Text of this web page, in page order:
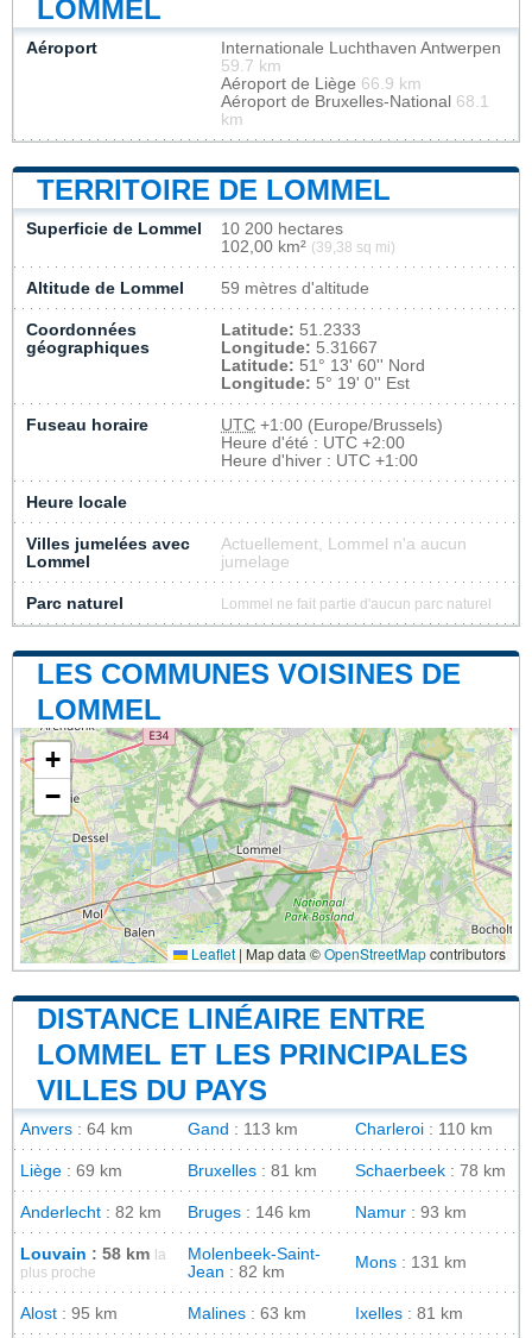
LOMMEL
Aéroport
Internationale Luchthaven Antwerpen
59.7 km
Aéroport de Liège 66.9 km
Aéroport de Bruxelles-National 68.1
km
TERRITOIRE DE LOMMEL
Superficie de Lommel
10 200 hectares
102,00 km² (39,38 sq mi)
Altitude de Lommel 59 mètres d'altitude
Coordonnées
géographiques
Latitude: 51.2333
Longitude: 5.31667
Latitude: 51° 13' 60'' Nord
Longitude: 5° 19' 0'' Est
Fuseau horaire UTC +1:00 (Europe/Brussels)
Heure d'été : UTC +2:00
Heure d'hiver : UTC +1:00
Heure locale
Villes jumelées avec
Lommel
Actuellement, Lommel n'a aucun
jumelage
Parc naturel Lommel ne fait partie d'aucun parc naturel
LES COMMUNES VOISINES DE
LOMMEL
+
−
Leaflet | Map data ©OpenStreetMapcontributors
DISTANCE LINÉAIRE ENTRE
LOMMEL ET LES PRINCIPALES
VILLES DU PAYS
Anvers : 64 km Gand : 113 km Charleroi : 110 km
Liège : 69 km Bruxelles : 81 km Schaerbeek : 78 km
Anderlecht : 82 km Bruges : 146 km Namur : 93 km
Louvain : 58 km
la
plus proche
Molenbeek-Saint-
Jean : 82 km
Mons : 131 km
Alost : 95 km Malines : 63 km Ixelles : 81 km